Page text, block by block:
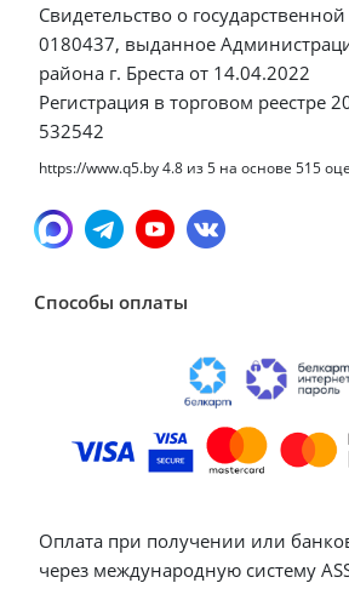
Свидетельство о
0180437, выданное
района г. Бреста от 14.04.2022
Регистрация в торговом реестре
532542
https://www.q5.by4.8 из5 на основе 515
Способы оплаты
Оплата при получении или
через международную систему